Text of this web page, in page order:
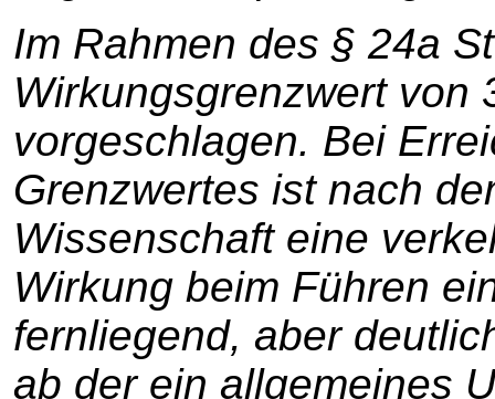
Im Rahmen des § 24a
Wirkungsgrenzwert von
vorgeschlagen. Bei
Grenzwertes ist nach
Wissenschaft eine
Wirkung beim Führen
fernliegend, aber
ab der ein allgemeines